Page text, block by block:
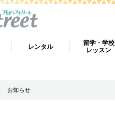
レンタル
留学・学校
レッスン
お知らせ